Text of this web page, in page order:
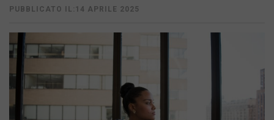
PUBBLICATO IL:14 APRILE 2025